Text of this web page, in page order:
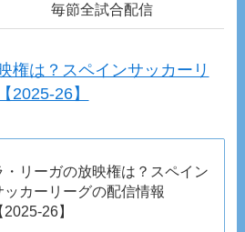
毎節全試合配信
権は？スペインサッカーリ
2025-26】
・リーガの放映権は？スペイン
ッカーリーグの配信情報
2025-26】